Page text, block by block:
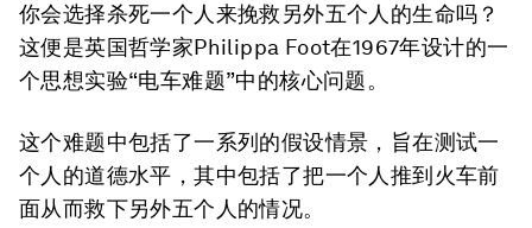
你会选择杀死一个人来挽救另外五个人的生命吗？
这便是英国哲学家Philippa Foot在1967年设计的一
个思想实验“电车难题”中的核心问题。
这个难题中包括了一系列的假设情景，旨在测试一
个人的道德水平，其中包括了把一个人推到火车前
面从而救下另外五个人的情况。